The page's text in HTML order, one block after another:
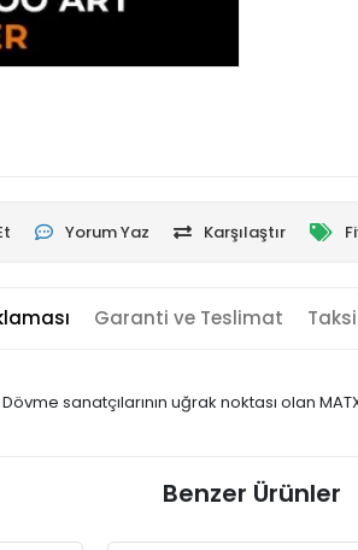
Yorum Yaz Karşılaştır
Garanti ve Teslimat
sanatçılarının uğrak noktası olan
Benzer Ürünler